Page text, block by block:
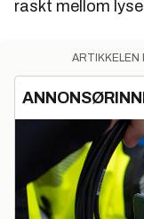
raskt mellom